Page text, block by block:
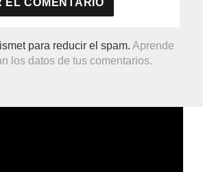
para reducir el spam.Aprende
los datos de tus comentarios.